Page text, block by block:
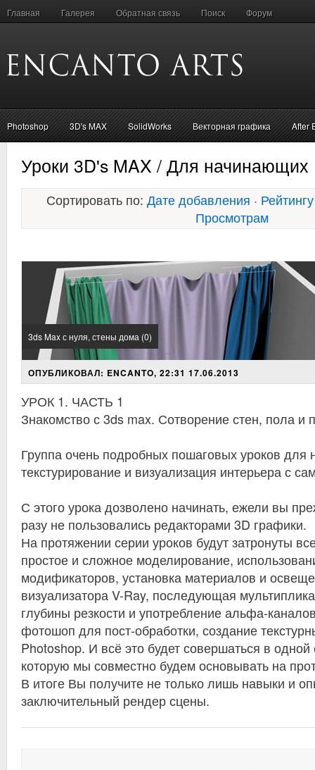
Главная Галерея Обратная связь Поиск Форум
Photoshop 3D's MAX SolidWorks Векторная графика After
Уроки 3D's MAX / Для начинающих
Сортировать по: Дате добавления · Рейтингу
Просмотрам
3ds Max с нуля, стены дома (0)
ОПУБЛИКОВАЛ: ENCANTO, 22:31 17.06.2013
УРОК 1. ЧАСТЬ 1
Знакомство с 3ds max. Сотворение стен, пола и
Группа очень подробных пошаговых уроков для
текстурирование и визуализация интерьера с
С этого урока дозволено начинать, ежели вы
разу не пользовались редакторами 3D графики.
На протяжении серии уроков будут затронуты
простое и сложное моделирование,
модификаторов, установка материалов и
визуализатора V-Ray, последующая
глубины резкости и употребление альфа-
фотошоп для пост-обработки, создание
Photoshop. И всё это будет совершаться в
которую мы совместно будем основывать на
В итоге Вы получите не только лишь навыки и
заключительный рендер сцены.